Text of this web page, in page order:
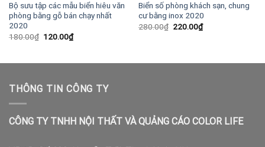
Bộ sưu tập các mẫu biển hiêu văn
phòng bằng gỗ bán chạy nhất
2020
180.00₫ Giá
120.00₫Giá
hiện
Biển số phòng khách sạn, chung
cư bằng inox 2020
280.00₫ Giá
220.00₫Giá
hiện
THÔNG TIN CÔNG TY
CÔNG TY TNHH NỘI THẤT VÀ QUẢNG CÁO COLOR LIFE